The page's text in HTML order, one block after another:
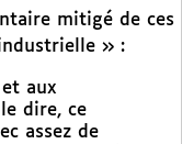
mitigé de ces
» :
aux
dire, ce
assez de